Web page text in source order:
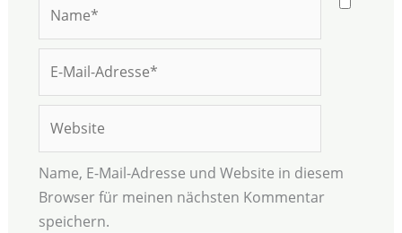
Mail-
Adresse*
Name, E-Mail-Adresse und Website in diesem
Browser für meinen nächsten Kommentar
speichern.